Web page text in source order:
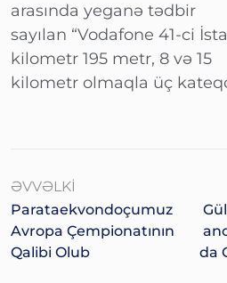
arasında yeganə tədbir
sayılan “Vodafone 41-ci
kilometr 195 metr, 8 və 15
kilometr olmaqla üç
ƏVVƏLKI
Parataekvondoçumuz
Avropa Çempionatının
Qalibi Olub
Da